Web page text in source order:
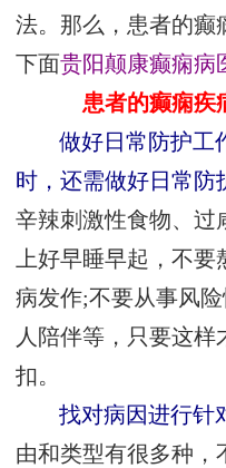
法。那么，患者的癫
下面贵阳颠康癫痫病
患者的癫痫疾
做好日常防护工
时，还需做好日常防
辛辣刺激性食物、过
上好早睡早起，不
病发作;不要从事风
人陪伴等，只要这
扣。
找对病因进行针
由和类型有很多种，